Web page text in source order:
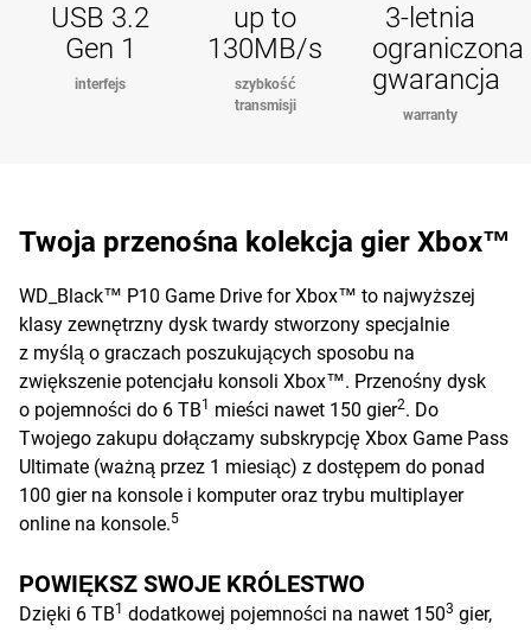
USB 3.2
Gen 1
interfejs
up to
130MB/s
szybkość
transmisji
3-letnia
ograniczona
gwarancja
warranty
Twoja przenośna kolekcja gier Xbox™
WD_Black™ P10 Game Drive for Xbox™ to najwyższej
klasy zewnętrzny dysk twardy stworzony specjalnie
z myślą o graczach poszukujących sposobu na
zwiększenie potencjału konsoli Xbox™. Przenośny dysk
o pojemności do 6 TB1 mieści nawet 150 gier2. Do
Twojego zakupu dołączamy subskrypcję Xbox Game Pass
Ultimate (ważną przez 1 miesiąc) z dostępem do ponad
100 gier na konsole i komputer oraz trybu multiplayer
online na konsole.5
POWIĘKSZ SWOJE KRÓLESTWO
Dzięki 6 TB1 dodatkowej pojemności na nawet 1503 gier,